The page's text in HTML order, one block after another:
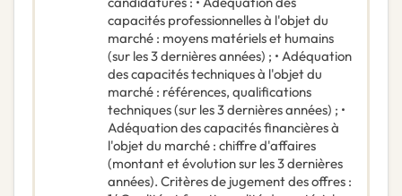
capacités professionnelles à l'objet du
marché : moyens matériels et humains
(sur les 3 dernières années) ; • Adéquation
des capacités techniques à l'objet du
marché : références, qualifications
techniques (sur les 3 dernières années) ; •
Adéquation des capacités financières à
l'objet du marché : chiffre d'affaires
(montant et évolution sur les 3 dernières
années). Critères de jugement des offres :